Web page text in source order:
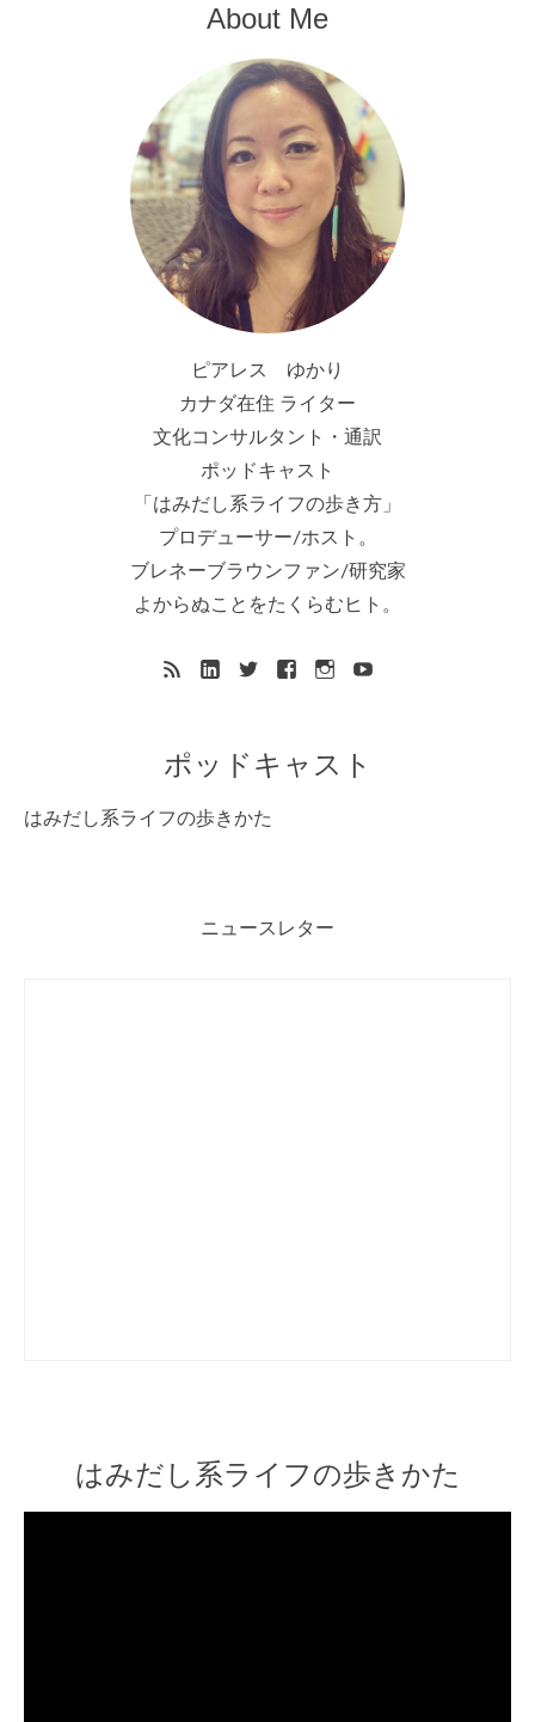
About Me
ピアレス ゆかり
カナダ在住 ライター
文化コンサルタント・通訳
ポッドキャスト
「はみだし系ライフの歩き方」
プロデューサー/ホスト。
ブレネーブラウンファン/研究家
よからぬことをたくらむヒト。
ポッドキャスト
はみだし系ライフの歩きかた
ニュースレター
はみだし系ライフの歩きかた